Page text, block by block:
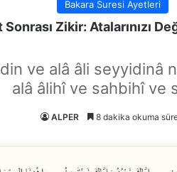
Bakara Suresi Ayetleri
Zikir: Atalarınızı
ve alâ âli
alâ âlihî ve sahbihî ve
ALPER 8 dakika okuma